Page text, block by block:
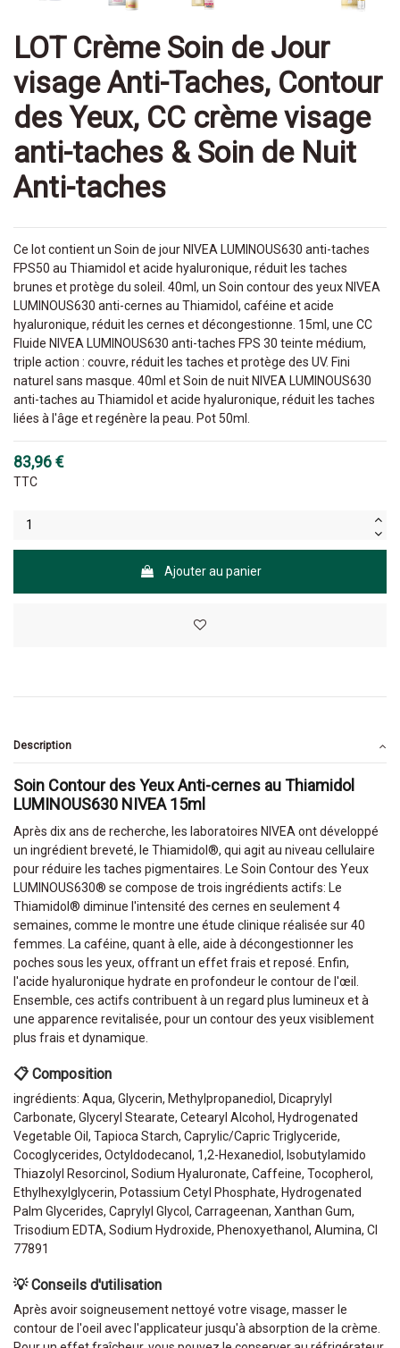
LOT Crème Soin de Jour
visage Anti-Taches, Contour
des Yeux, CC crème visage
anti-taches & Soin de Nuit
Anti-taches
Ce lot contient un Soin de jour NIVEA LUMINOUS630 anti-taches
FPS50 au Thiamidol et acide hyaluronique, réduit les taches
brunes et protège du soleil. 40ml, un Soin contour des yeux NIVEA
LUMINOUS630 anti-cernes au Thiamidol, caféine et acide
hyaluronique, réduit les cernes et décongestionne. 15ml, une CC
Fluide NIVEA LUMINOUS630 anti-taches FPS 30 teinte médium,
triple action : couvre, réduit les taches et protège des UV. Fini
naturel sans masque. 40ml et Soin de nuit NIVEA LUMINOUS630
anti-taches au Thiamidol et acide hyaluronique, réduit les taches
liées à l'âge et regénère la peau. Pot 50ml.
83,96 €
TTC
Ajouter au panier
Description
Soin Contour des Yeux Anti-cernes au Thiamidol
LUMINOUS630 NIVEA 15ml
Après dix ans de recherche, les laboratoires NIVEA ont développé
un ingrédient breveté, le Thiamidol®, qui agit au niveau cellulaire
pour réduire les taches pigmentaires. Le Soin Contour des Yeux
LUMINOUS630® se compose de trois ingrédients actifs: Le
Thiamidol® diminue l'intensité des cernes en seulement 4
semaines, comme le montre une étude clinique réalisée sur 40
femmes. La caféine, quant à elle, aide à décongestionner les
poches sous les yeux, offrant un effet frais et reposé. Enfin,
l'acide hyaluronique hydrate en profondeur le contour de l'œil.
Ensemble, ces actifs contribuent à un regard plus lumineux et à
une apparence revitalisée, pour un contour des yeux visiblement
plus frais et dynamique.
📋 Composition
ingrédients: Aqua, Glycerin, Methylpropanediol, Dicaprylyl
Carbonate, Glyceryl Stearate, Cetearyl Alcohol, Hydrogenated
Vegetable Oil, Tapioca Starch, Caprylic/Capric Triglyceride,
Cocoglycerides, Octyldodecanol, 1,2-Hexanediol, Isobutylamido
Thiazolyl Resorcinol, Sodium Hyaluronate, Caffeine, Tocopherol,
Ethylhexylglycerin, Potassium Cetyl Phosphate, Hydrogenated
Palm Glycerides, Caprylyl Glycol, Carrageenan, Xanthan Gum,
Trisodium EDTA, Sodium Hydroxide, Phenoxyethanol, Alumina, CI
77891
💡 Conseils d'utilisation
Après avoir soigneusement nettoyé votre visage, masser le
contour de l'oeil avec l'applicateur jusqu'à absorption de la crème.